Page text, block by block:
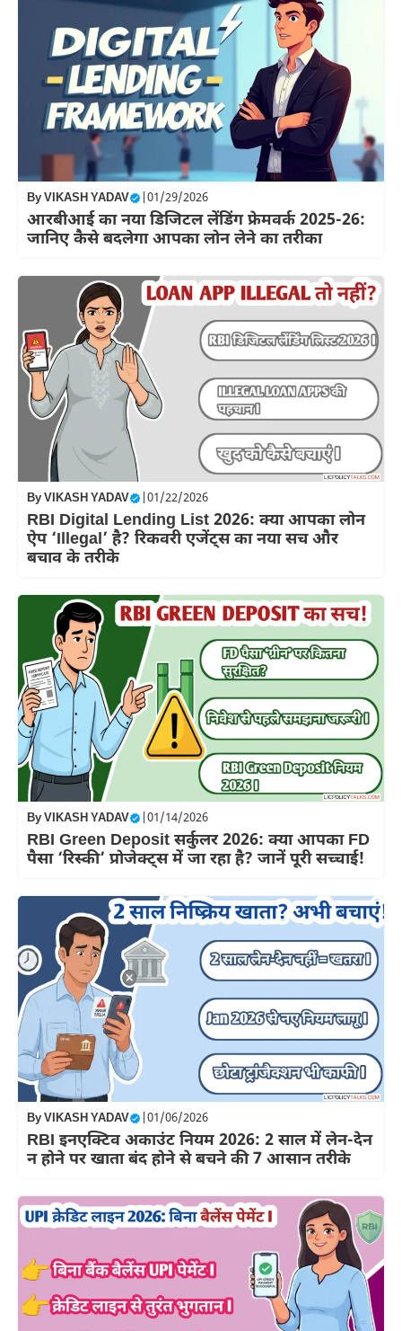
ByVIKASH YADAV 01/29/2026
आरबीआई का नया डिजिटल लेंडिंग फ्रेमवर्क 2025-26:
जानिए कैसे बदलेगा आपका लोन लेने का तरीका
ByVIKASH YADAV 01/22/2026
RBI Digital Lending List 2026: क्या आपका लोन
ऐप ‘Illegal’ है? रिकवरी एजेंट्स का नया सच और
बचाव के तरीके
ByVIKASH YADAV 01/14/2026
RBI Green Deposit सर्कुलर 2026: क्या आपका FD
पैसा ‘रिस्की’ प्रोजेक्ट्स में जा रहा है? जानें पूरी सच्चाई!
ByVIKASH YADAV 01/06/2026
RBI इनएक्टिव अकाउंट नियम 2026: 2 साल में लेन-देन
न होने पर खाता बंद होने से बचने की 7 आसान तरीके